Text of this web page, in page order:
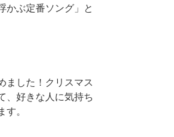
かぶ定番ソング」と
ました！クリスマス
、好きな人に気持ち
す。